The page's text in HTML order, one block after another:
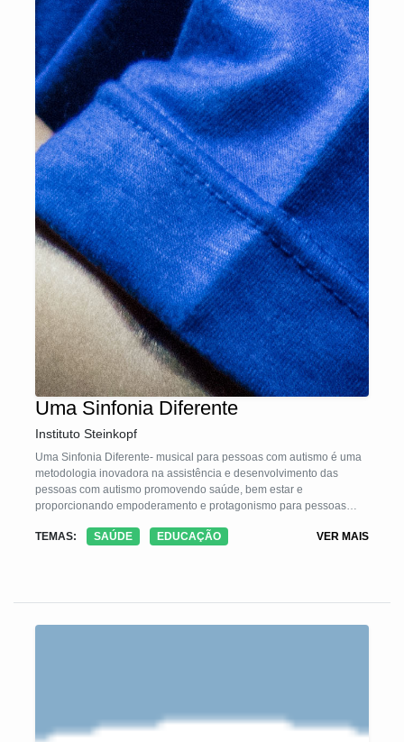
Uma Sinfonia Diferente
Instituto Steinkopf
Uma Sinfonia Diferente- musical para pessoas com autismo é uma
metodologia inovadora na assistência e desenvolvimento das
pessoas com autismo promovendo saúde, bem estar e
proporcionando empoderamento e protagonismo para pessoas
comunidade. A metodologia consiste em quatro etapas:
grupos para devolutivas sobre a evolução da pessoa com autismo
TEMAS: SAÚDE EDUCAÇÃO VER MAIS